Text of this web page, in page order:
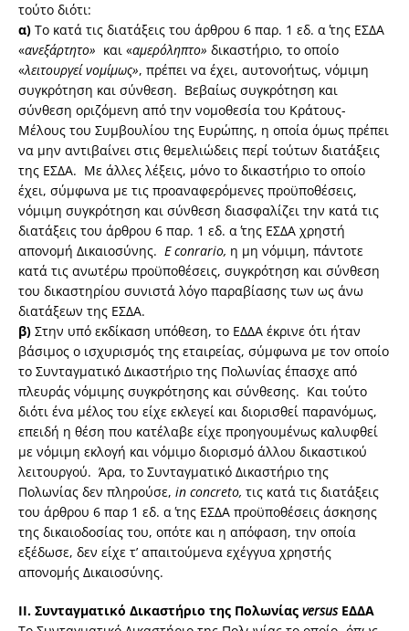
τούτο διότι:
α) Το κατά τις διατάξεις του άρθρου 6 παρ. 1 εδ. α΄ της ΕΣΔΑ
«ανεξάρτητο» και «αμερόληπτο» δικαστήριο, το οποίο
«λειτουργεί νομίμως», πρέπει να έχει, αυτονοήτως, νόμιμη
συγκρότηση και σύνθεση. Βεβαίως συγκρότηση και
σύνθεση οριζόμενη από την νομοθεσία του Κράτους-
Μέλους του Συμβουλίου της Ευρώπης, η οποία όμως πρέπει
να μην αντιβαίνει στις θεμελιώδεις περί τούτων διατάξεις
της ΕΣΔΑ. Με άλλες λέξεις, μόνο το δικαστήριο το οποίο
έχει, σύμφωνα με τις προαναφερόμενες προϋποθέσεις,
νόμιμη συγκρότηση και σύνθεση διασφαλίζει την κατά τις
διατάξεις του άρθρου 6 παρ. 1 εδ. α΄ της ΕΣΔΑ χρηστή
απονομή Δικαιοσύνης. E conrario, η μη νόμιμη, πάντοτε
κατά τις ανωτέρω προϋποθέσεις, συγκρότηση και σύνθεση
του δικαστηρίου συνιστά λόγο παραβίασης των ως άνω
διατάξεων της ΕΣΔΑ.
β) Στην υπό εκδίκαση υπόθεση, το ΕΔΔΑ έκρινε ότι ήταν
βάσιμος ο ισχυρισμός της εταιρείας, σύμφωνα με τον οποίο
το Συνταγματικό Δικαστήριο της Πολωνίας έπασχε από
πλευράς νόμιμης συγκρότησης και σύνθεσης. Και τούτο
διότι ένα μέλος του είχε εκλεγεί και διορισθεί παρανόμως,
επειδή η θέση που κατέλαβε είχε προηγουμένως καλυφθεί
με νόμιμη εκλογή και νόμιμο διορισμό άλλου δικαστικού
λειτουργού. Άρα, το Συνταγματικό Δικαστήριο της
Πολωνίας δεν πληρούσε, in concreto, τις κατά τις διατάξεις
του άρθρου 6 παρ 1 εδ. α΄ της ΕΣΔΑ προϋποθέσεις άσκησης
της δικαιοδοσίας του, οπότε και η απόφαση, την οποία
εξέδωσε, δεν είχε τ’ απαιτούμενα εχέγγυα χρηστής
απονομής Δικαιοσύνης.
ΙΙ. Συνταγματικό Δικαστήριο της Πολωνίας versusΕΔΔΑ